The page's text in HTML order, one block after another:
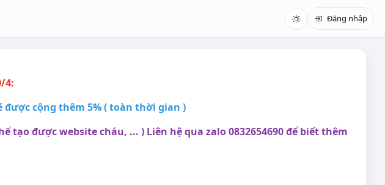
Đăng nhập
4:
cộng thêm 5% ( toàn thời gian )
tạo được website cháu, ... ) Liên hệ qua zalo 0832654690 để biết thêm